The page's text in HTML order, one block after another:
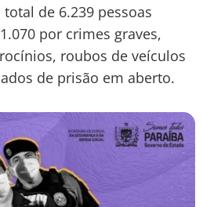
de 6.239 pessoas
por crimes graves,
roubos de veículos
de prisão em aberto.